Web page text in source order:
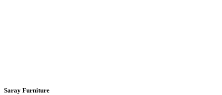
Saray Furniture